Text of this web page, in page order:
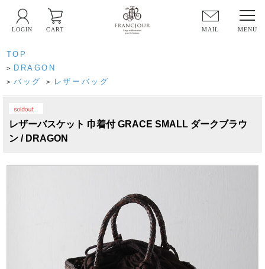
MAIL
LOGIN CART
TOP
> DRAGON
> バッグ > レザーバッグ
PICK UP
レザーバスケット 巾着付 GRACE SMALL ダークブラウ
ン / DRAGON